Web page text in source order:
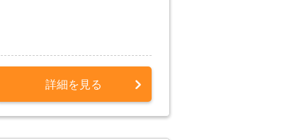
詳細を見る